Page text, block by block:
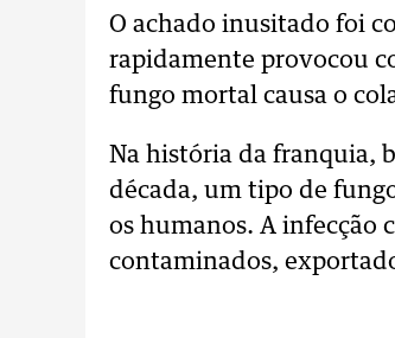
O achado inusitado foi
rapidamente provocou
fungo mortal causa o
Na história da franquia,
década, um tipo de
os humanos. A infecção
contaminados,